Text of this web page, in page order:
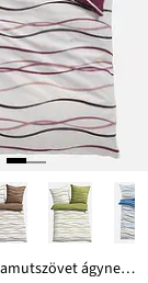
Kétoldalas pamutszövet ágyneműhuzat